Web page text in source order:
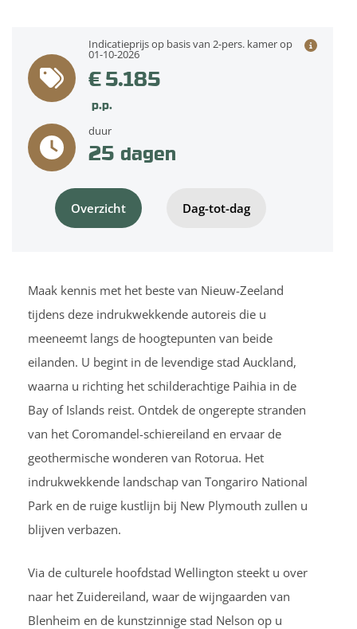
Overzicht Dag-tot-dag
Indicatieprijs op basis van 2-pers. kamer op
01-10-2026
€ 5.185
p.p.
duur
25 dagen
Maak kennis met het beste van Nieuw-Zeeland
tijdens deze indrukwekkende autoreis die u
meeneemt langs de hoogtepunten van beide
eilanden. U begint in de levendige stad Auckland,
waarna u richting het schilderachtige Paihia in de
Bay of Islands reist. Ontdek de ongerepte stranden
van het Coromandel-schiereiland en ervaar de
geothermische wonderen van Rotorua. Het
indrukwekkende landschap van Tongariro National
Park en de ruige kustlijn bij New Plymouth zullen u
blijven verbazen.
Via de culturele hoofdstad Wellington steekt u over
naar het Zuidereiland, waar de wijngaarden van
Blenheim en de kunstzinnige stad Nelson op u